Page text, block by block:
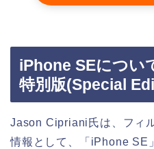
iPhone SEについ
特別版(Special
Jason Cipriani氏は、フィ
情報として、「iPhone SE